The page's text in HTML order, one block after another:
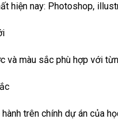
hiện nay: Photoshop,
và màu sắc phù hợp với
trên chính dự án của